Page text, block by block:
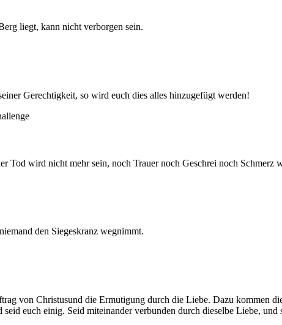
liegt, kann nicht verborgen sein.
Gerechtigkeit, so wird euch dies alles hinzugefügt werden!
Tod wird nicht mehr sein, noch Trauer noch Geschrei noch Schmerz
den Siegeskranz wegnimmt.
von Christusund die Ermutigung durch die Liebe. Dazu kommen
euch einig. Seid miteinander verbunden durch dieselbe Liebe, und